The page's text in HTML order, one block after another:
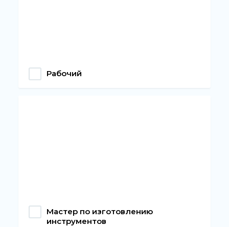
Рабочий
Мастер по изготовлению
инструментов